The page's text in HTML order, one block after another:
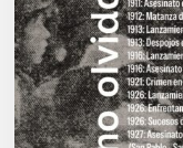
través
del
arte
las